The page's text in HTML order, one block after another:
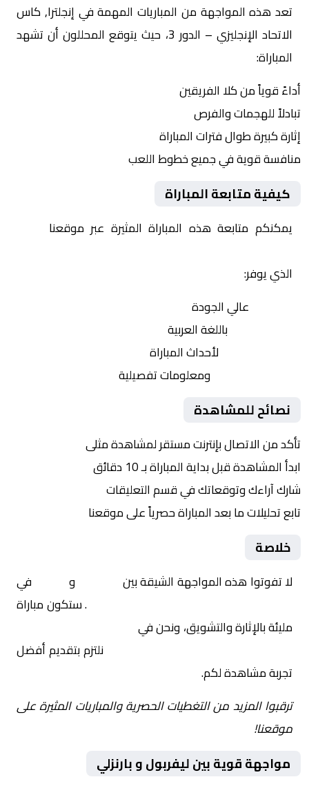
تعد هذه المواجهة من المباريات المهمة في إنجلترا, كاس
الاتحاد الإنجليزي – الدور 3، حيث يتوقع المحللون أن تشهد
المباراة:
أداءً قوياً من كلا الفريقين
تبادلاً للهجمات والفرص
إثارة كبيرة طوال فترات المباراة
منافسة قوية في جميع خطوط اللعب
كيفية متابعة المباراة
يمكنكم متابعة هذه المباراة المثيرة عبر موقعنا
الذي يوفر:
عالي الجودة
باللغة العربية
لأحداث المباراة
ومعلومات تفصيلية
نصائح للمشاهدة
تأكد من الاتصال بإنترنت مستقر لمشاهدة مثلى
ابدأ المشاهدة قبل بداية المباراة بـ 10 دقائق
شارك آراءك وتوقعاتك في قسم التعليقات
تابع تحليلات ما بعد المباراة حصرياً على موقعنا
خلاصة
لا تفوتوا هذه المواجهة الشيقة بين و
في
. ستكون مباراة
مليئة بالإثارة والتشويق، ونحن في
نلتزم بتقديم أفضل
تجربة مشاهدة لكم.
ترقبوا المزيد من التغطيات الحصرية والمباريات المثيرة على
موقعنا!
مواجهة قوية بين ليفربول و بارنزلي